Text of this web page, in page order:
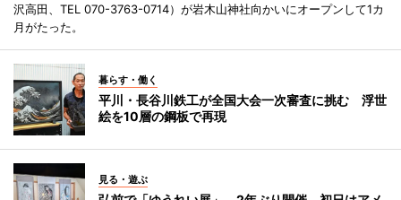
沢高田、TEL 070-3763-0714）が岩木山神社向かいにオープンして1カ
月がたった。
暮らす・働く
平川・長谷川鉄工が全国大会一次審査に挑む 浮世
絵を10層の鋼板で再現
見る・遊ぶ